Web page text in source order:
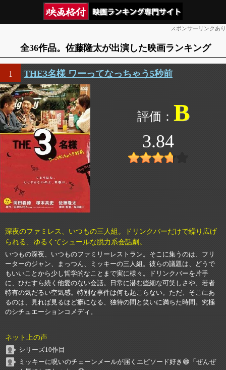
スポンサーリンクあり
全36作品。佐藤隆太が出演した映画ランキング
1 THE3名様 ワーってなっちゃう5秒前
B
3.84
深夜のファミレス、いつもの三人組。ドリンクバーだけで繰り広げ
られる、ゆるくてシュールな脱力系会話劇。
いつもの深夜、いつものファミリーレストラン。そこに集うのは、フリ
ーターのジャン、まっつん、ミッキーの三人組。彼らの議題は、どうで
もいいことから少し哲学的なことまで実に様々。ドリンクバーを片手
に、ひたすら続く他愛のない会話。日常に潜む些細な可笑しさや、若者
特有の気だるい空気感。特別な事件は何も起こらない。ただ、そこにあ
るのは、見れば見るほど癖になる、独特の間と笑いに満ちた時間。究極
のシチュエーションコメディ。
ネット上の声
シリーズ10作目
ミッキーに呪いのチェーンメールが届くエピソード好き😁「ぜんぜ